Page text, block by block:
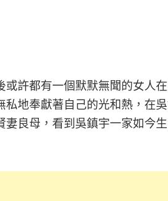
或許都有一個默默無聞的女人
私地奉獻著自己的光和熱，在
妻良母，看到吳鎮宇一家如今